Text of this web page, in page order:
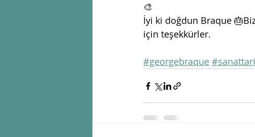
🎨
İyi ki doğdun Braque
için teşekkürler.
#georgebraque